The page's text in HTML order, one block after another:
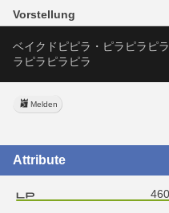
Vorstellung
ベイクドピピラ・ピラピラピ
ラピラピラピラ
Melden
Attribute